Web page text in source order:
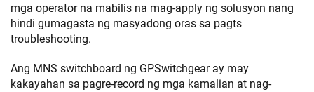
mga operator na mabilis na mag-apply ng solusyon nang
hindi gumagasta ng masyadong oras sa pagts
troubleshooting.
Ang MNS switchboard ng GPSwitchgear ay may
kakayahan sa pagre-record ng mga kamalian at nag-